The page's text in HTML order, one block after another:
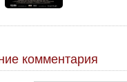
комментария